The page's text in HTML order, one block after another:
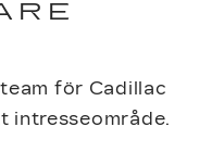
för Cadillac
intresseområde.